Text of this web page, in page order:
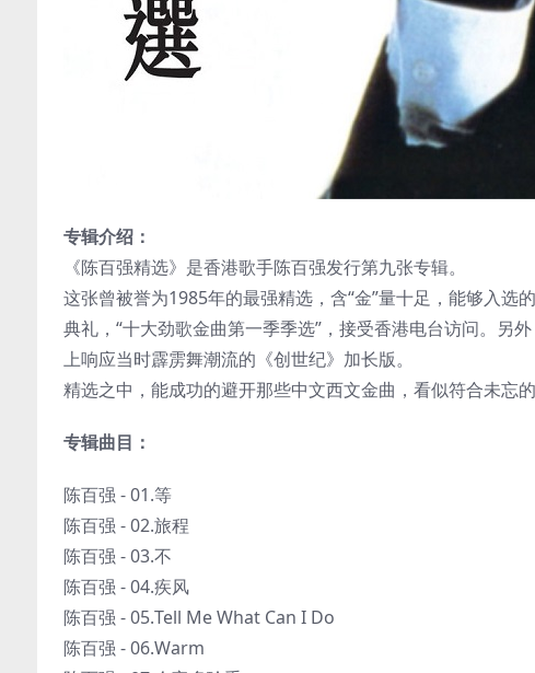
专辑介绍：
《陈百强精选》是香港歌手陈百强发行第九张专辑。
这张曾被誉为1985年的最强精选，含“金”量十足，能够入
典礼，“十大劲歌金曲第一季季选”，接受香港电台访问。另
上响应当时霹雳舞潮流的《创世纪》加长版。
精选之中，能成功的避开那些中文西文金曲，看似符合未忘
专辑曲目：
陈百强 - 01.等
陈百强 - 02.旅程
陈百强 - 03.不
陈百强 - 04.疾风
陈百强 - 05.Tell Me What Can I Do
陈百强 - 06.Warm